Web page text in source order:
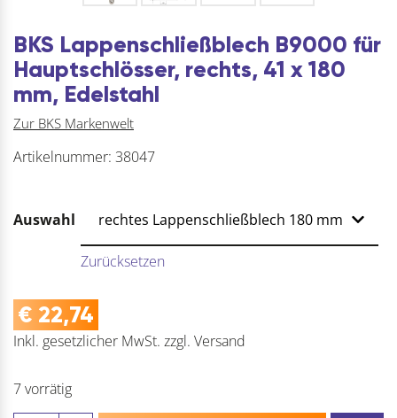
BKS Lappenschließblech B9000 für
Hauptschlösser, rechts, 41 x 180
mm, Edelstahl
Zur BKS Markenwelt
Artikelnummer: 38047
Auswahl
Zurücksetzen
€ 22,74
Inkl. gesetzlicher MwSt. zzgl. Versand
7 vorrätig